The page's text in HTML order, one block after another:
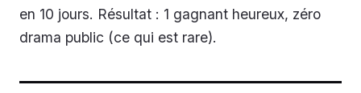
en 10 jours. Résultat : 1 gagnant heureux, zéro
drama public (ce qui est rare).